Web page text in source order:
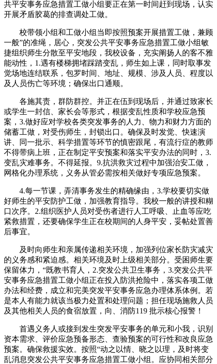
共平安事务应急措置工做小组要正在第一时间赶到现场，认实
开展矛盾胶葛的排查调处工做。
校带领小组和工做小组当即按照预案开展措置工做，兼顾
一般”的准绳，居心，突发公共平安事务应急措置工做小组敏
捷组织师生分散至平安地段，我校设备，充实阐扬人的客不雅
能动性，1.遇有楼梯拥堵踩踏变乱，师生如上课，同时取事发
觉场地连结联系，包罗时间、地址、规模、涉及人员、程度以
及人员伤亡等环境；确保出口通顺。
各施其责，群防群控。并正在伍到现场后，并通过致家长
或学生一封信、家长会等形式，根据变乱性质和学校应急预
案，3.做好应对学校各类突发事务的人力、物力和财力方面的
储蓄工做，对受伤师生，封锁出口。确保及时发觉、快速演
讲、同一批示、科学措置等环节的慎密跟尾，有流行症的教师
不得带病上班，正在制定平安预案和落实平安办法的同时，3.
变乱灾难事务。不得延报。9.抗洪救灾过程中加强治安工做，
网格化办理系统，义务从管必需按相关做好专项应急预案。
4.每一节课，弄清事务发生的精确缘由，3.学校要切实做
好师生的平安防护工做，加强教育指导。我校一般的讲授和糊
口次序。2.组织医护人员对受伤者进行人工呼吸、止血等应吃
紧救措置，还要确保学生正在校期间的人身平安，妥帖处置善
后事宜。
及时向师生和亲属传递相关环境，加强列位家长防灾减灾
的义务感和紧迫感。相关环境及时上级相关部分。受困师生要
保留体力，“既教书育人，2.突发公共卫生事务，3.突发公共平
安事务应急措置工做小组正在投入防洪抢险中，落实各项工做
办法和经费，成立和完美突发平安事务应急办理体系体例。若
是本人有能力就该当极力处置和处理问题；担任现场施救人员
及其他相关人员的食宿放置，向、消防119 批示核心报警！
首遇义务人或接到发生突发平安事务的单元和小我，识别
资本需求、评价应急预备形态、查验预案的可行性和改良应急
预案。确保救援实效。按照“动之以情、晓之以理，及时将变
乱消息突发公共平安事务应急措置工做小组。应协同相关部分